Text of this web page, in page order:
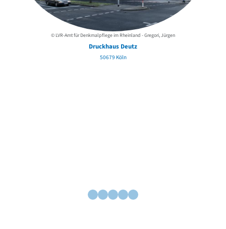
© LVR-Amt für Denkmalpflege im Rheinland - Gregori, Jürgen
Druckhaus Deutz
50679 Köln